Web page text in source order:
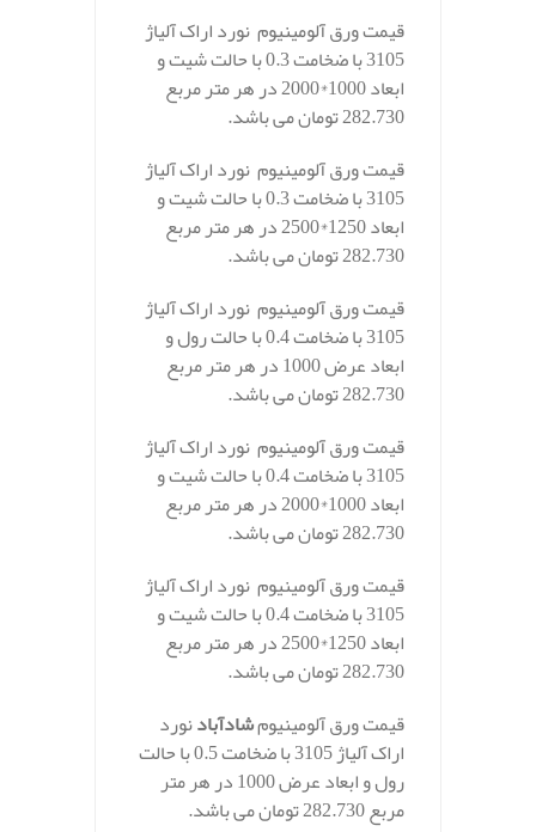
قیمت ورق آلومینیوم نورد اراک آلیاژ
3105 با ضخامت 0.3 با حالت شیت و
ابعاد 1000*2000 در هر متر مربع
282.730 تومان می باشد.
قیمت ورق آلومینیوم نورد اراک آلیاژ
3105 با ضخامت 0.3 با حالت شیت و
ابعاد 1250*2500 در هر متر مربع
282.730 تومان می باشد.
قیمت ورق آلومینیوم نورد اراک آلیاژ
3105 با ضخامت 0.4 با حالت رول و
ابعاد عرض 1000 در هر متر مربع
282.730 تومان می باشد.
قیمت ورق آلومینیوم نورد اراک آلیاژ
3105 با ضخامت 0.4 با حالت شیت و
ابعاد 1000*2000 در هر متر مربع
282.730 تومان می باشد.
قیمت ورق آلومینیوم نورد اراک آلیاژ
3105 با ضخامت 0.4 با حالت شیت و
ابعاد 1250*2500 در هر متر مربع
282.730 تومان می باشد.
قیمت ورق آلومینیومشادآبادنورد
اراک آلیاژ 3105 با ضخامت 0.5 با حالت
رول و ابعاد عرض 1000 در هر متر
مربع 282.730 تومان می باشد.